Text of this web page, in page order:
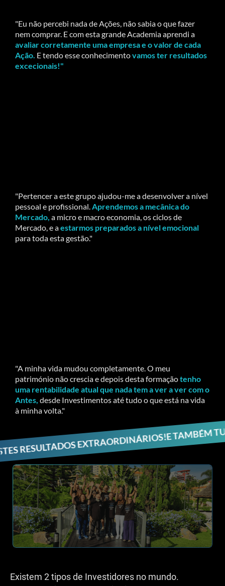
"Eu não percebi nada de Ações, não sabia o que fazer
nem comprar. E com esta grande Academia aprendi a
avaliar corretamente uma empresa e o valor de cada
Ação. E tendo esse conhecimentovamos ter resultados
excecionais!"
"Pertencer a este grupo ajudou-me a desenvolver a nível
pessoal e profissional.Aprendemos a mecânica do
Mercado, a micro e macro economia, os ciclos de
Mercado, e aestarmos preparados a nível emocional
para toda esta gestão."
"A minha vida mudou completamente. O meu
património não crescia e depois desta formaçãotenho
uma rentabilidade atual que nada tem a ver a ver com o
Antes, desde Investimentos até tudo o que está na vida
à minha volta."
EXTRAORDINÁRIOS!
E TAMBÉM TU PODES
Existem 2 tipos de Investidores no mundo.